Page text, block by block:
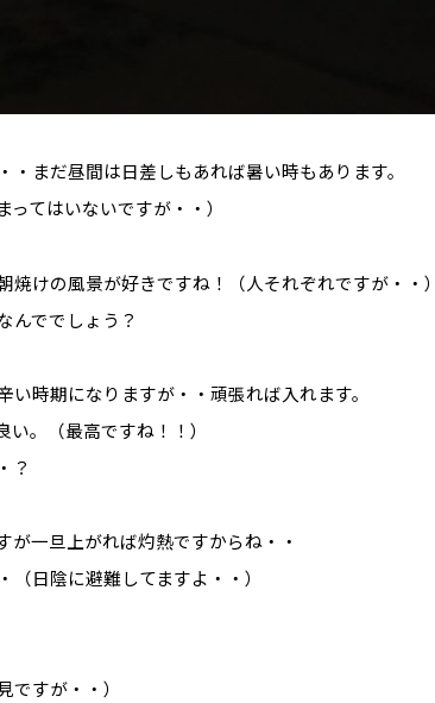
まだ昼間は日差しもあれば暑い時もあります。
てはいないですが・・）
けの風景が好きですね！（人それぞれですが・・）
んででしょう？
時期になりますが・・頑張れば入れます。
。（最高ですね！！）
？
一旦上がれば灼熱ですからね・・
日陰に避難してますよ・・）
すが・・）